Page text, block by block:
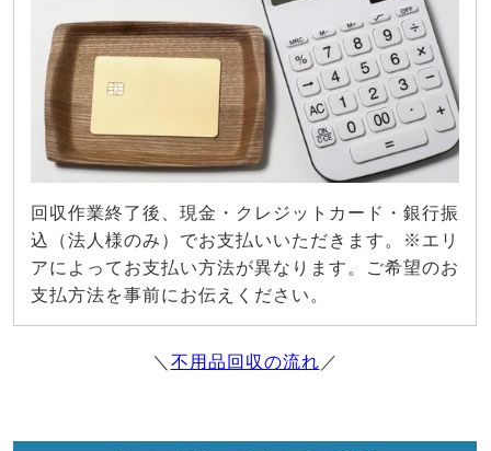
回収作業終了後、現金・クレジットカード・銀行振
込（法人様のみ）でお支払いいただきます。※エリ
アによってお支払い方法が異なります。ご希望のお
支払方法を事前にお伝えください。
＼ 不用品回収の流れ ／